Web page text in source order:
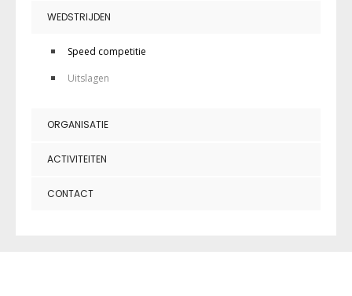
WEDSTRIJDEN
Speed competitie
Uitslagen
ORGANISATIE
ACTIVITEITEN
CONTACT